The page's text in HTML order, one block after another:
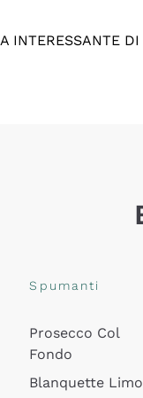
INTERESSANTE
Spumanti
Prosecco Col
Fondo
Blanquette